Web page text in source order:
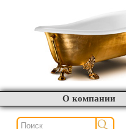
О компании